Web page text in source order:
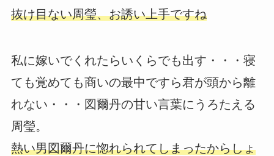
抜け目ない周瑩、お誘い上手ですね
私に嫁いでくれたらいくらでも出す・・・寝
ても覚めても商いの最中ですら君が頭から離
れない・・・図爾丹の甘い言葉にうろたえる
周瑩。
熱い男図爾丹に惚れられてしまったからしょ